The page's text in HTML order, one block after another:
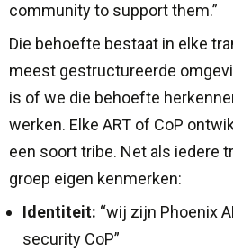
community to support them.”
Die behoefte bestaat in elke
meest gestructureerde
is of we die behoefte
werken. Elke ART of CoP
een soort tribe. Net als iedere
groep eigen kenmerken:
Identiteit: “wij zijn Phoenix
security CoP”